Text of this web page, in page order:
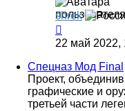
shrek
22 май 2022,
Спецназ Мод Final
Проект,
графические и
третьей части